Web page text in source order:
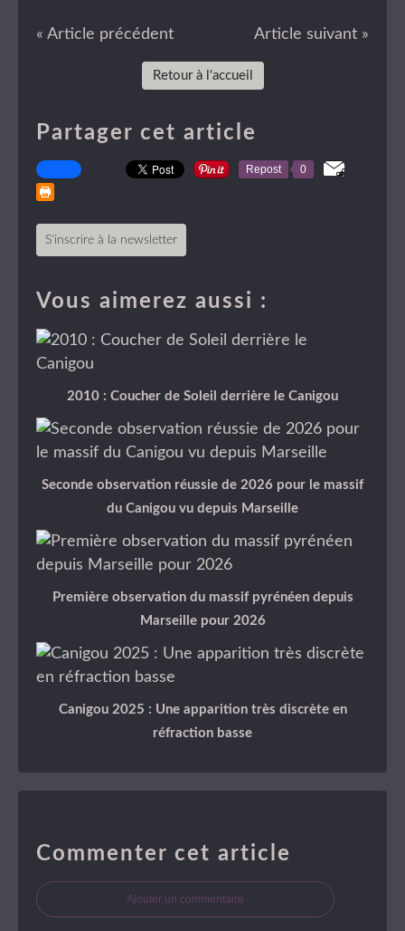
« Article précédent Article suivant »
Retour à l'accueil
Partager cet article
Repost 0
S'inscrire à la newsletter
Vous aimerez aussi :
2010 : Coucher de Soleil derrière le Canigou
Seconde observation réussie de 2026 pour le massif
du Canigou vu depuis Marseille
Première observation du massif pyrénéen depuis
Marseille pour 2026
Canigou 2025 : Une apparition très discrète en
réfraction basse
Commenter cet article
Ajouter un commentaire